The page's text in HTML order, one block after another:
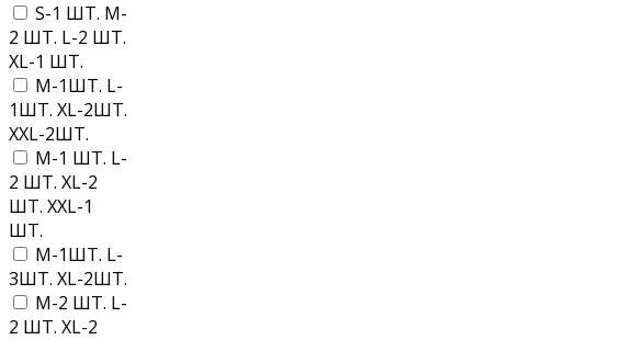
S-1 ШТ. M-
2 ШТ. L-2 ШТ.
XL-1 ШТ.
M-1ШТ. L-
1ШТ. XL-2ШТ.
XXL-2ШТ.
M-1 ШТ. L-
2 ШТ. XL-2
ШТ. XXL-1
ШТ.
M-1ШТ. L-
3ШТ. XL-2ШТ.
M-2 ШТ. L-
2 ШТ. XL-2